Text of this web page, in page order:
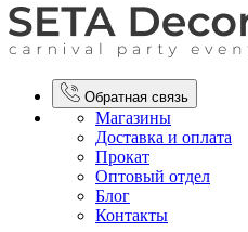
Обратная связь
Магазины
Доставка и оплата
Прокат
Оптовый отдел
Блог
Контакты